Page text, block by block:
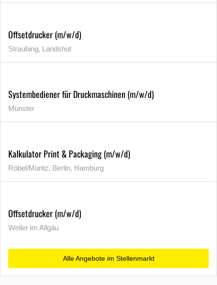
Offsetdrucker (m/w/d)
Straubing, Landshut
Systembediener für Druckmaschinen (m/w/d)
Münster
Kalkulator Print & Packaging (m/w/d)
Röbel/Müritz, Berlin, Hamburg
Offsetdrucker (m/w/d)
Weiler im Allgäu
Alle Angebote im Stellenmarkt